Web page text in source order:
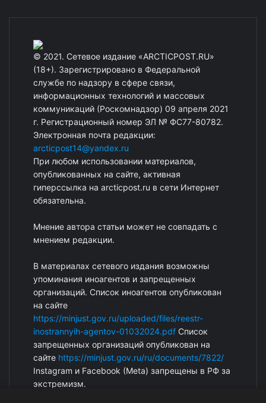
© 2021. Сетевое издание «ARCTICPOST.RU»
(18+). Зарегистрировано в Федеральной
службе по надзору в сфере связи,
информационных технологий и массовых
коммуникаций (Роскомнадзор) 09 апреля 2021
г. Регистрационный номер ЭЛ № ФС77-80782.
Электронная почта редакции:
arcticpost14@yandex.ru
При любом использовании материалов,
опубликованных на сайте, активная
гиперссылка на arcticpost.ru в сети Интернет
обязательна.
Мнение автора статьи может не совпадать с
мнением редакции.
В материалах сетевого издания возможны
упоминания иноагентов и запрещенных
организаций. Список иноагентов опубликован
на сайте
https://minjust.gov.ru/uploaded/files/reestr-
inostrannyih-agentov-01032024.pdf Список
запрещенных организаций опубликован на
сайте https://minjust.gov.ru/ru/documents/7822/
Instagram и Facebook (Metа) запрещены в РФ за
экстремизм.